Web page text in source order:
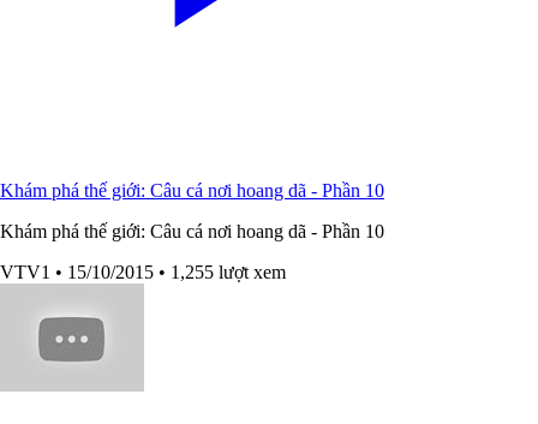
Khám phá thế giới: Câu cá nơi hoang dã - Phần 10
Khám phá thế giới: Câu cá nơi hoang dã - Phần 10
VTV1 • 15/10/2015 • 1,255 lượt xem